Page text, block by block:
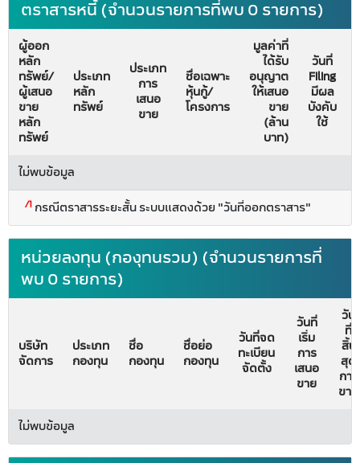
ตราสารหนี้ (จำนวนรายการที่พบ 0 รายการ)
ผู้ออก
หลัก
ทรัพย์/
ผู้เสนอ
ขาย
หลัก
ทรัพย์
ประเภท
หลัก
ทรัพย์
ประเภท
การ
เสนอ
ขาย
ชื่อเฉพาะ
หุ้นกู้/
โครงการ
มูลค่าที่
ได้รับ
อนุญาต
ให้เสนอ
ขาย
(ล้าน
บาท)
วันที่
Filing
มีผล
บังคับ
ใช้
ไม่พบข้อมูล
/1 กรณีตราสารระยะสั้น ระบบแสดงด้วย "วันที่ออกตราสาร"
หน่วยลงทุน (กองุทนรวม) (จำนวนรายการที่
พบ 0 รายการ)
บริษัท
จัดการ
ประเภท
กองทุน
ชื่อ
กองทุน
ชื่อย่อ
กองทุน
วันที่จด
ทะเบียน
จัดตั้ง
วันที่
เริ่ม
การ
เสนอ
ขาย
วัน
ที่
สิ้น
สุด
การ
ขาย
ไม่พบข้อมูล